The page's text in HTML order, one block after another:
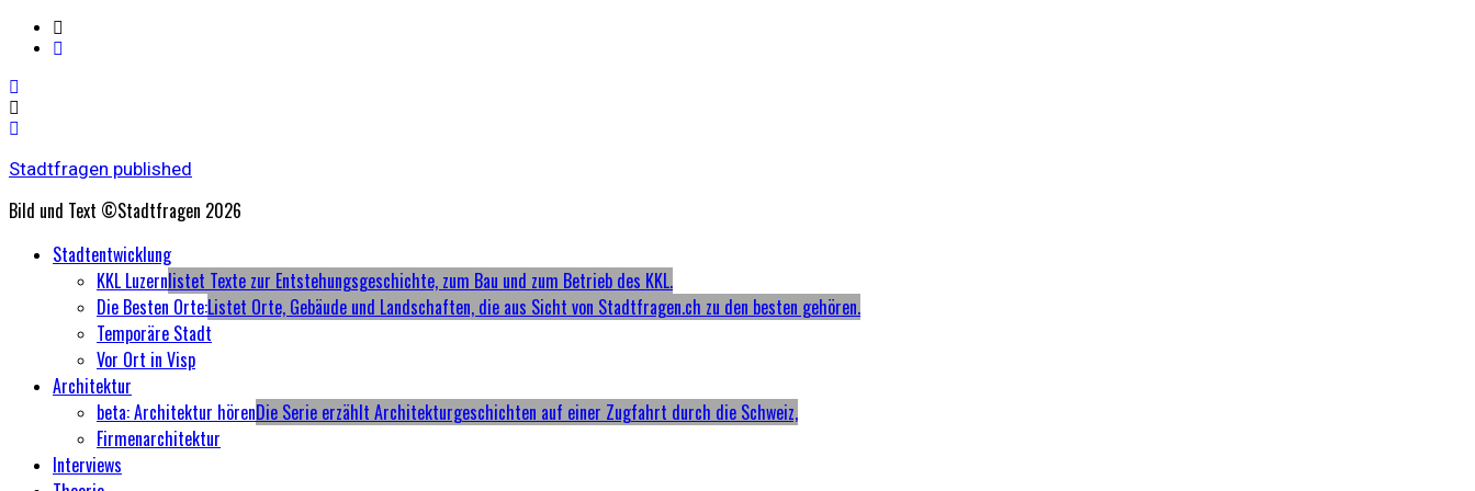
Stadtfragen published
Bild und Text ©Stadtfragen 2026
PrimaryStadtentwicklung
KKL Luzernlistet Texte zur Entstehungsgeschichte, zum Bau und zum Betrieb des KKL.
Die Besten Orte:Listet Orte, Gebäude und Landschaften, die aus Sicht von Stadtfragen.ch zu den besten gehören.
Temporäre Stadt
Vor Ort in Visp
Architektur
beta: Architektur hörenDie Serie erzählt Architekturgeschichten auf einer Zugfahrt durch die Schweiz,
Firmenarchitektur
Interviews